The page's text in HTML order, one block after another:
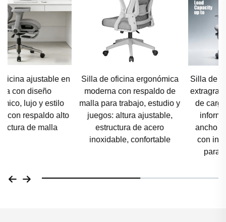
Silla de oficina ergonómica
moderna con respaldo de
malla para trabajo, estudio y
juegos: altura ajustable,
estructura de acero
inoxidable, confortable
Silla de oficina ergonómica
extragrande con capacidad
de carga de 150 kg; silla
informática de asiento
ancho y altura ajustable,
con inclinación de 145°